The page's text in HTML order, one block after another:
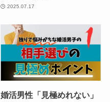
2025.07.17
婚活男性「見極めれない」